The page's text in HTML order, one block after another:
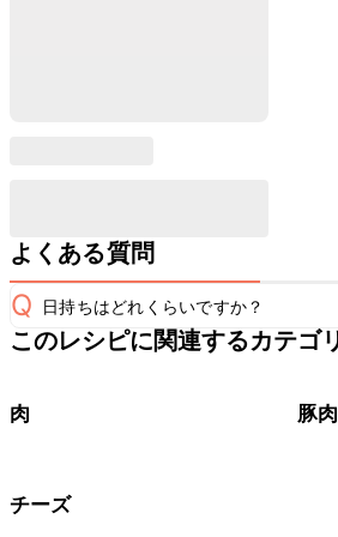
よくある質問
Q 日持ちはどれくらいですか？
保存期間は冷蔵で翌日中が目安です
このレシピに関連するカテゴ
肉 豚肉
チーズ